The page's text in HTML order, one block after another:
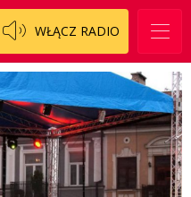
WŁĄCZ RADIO